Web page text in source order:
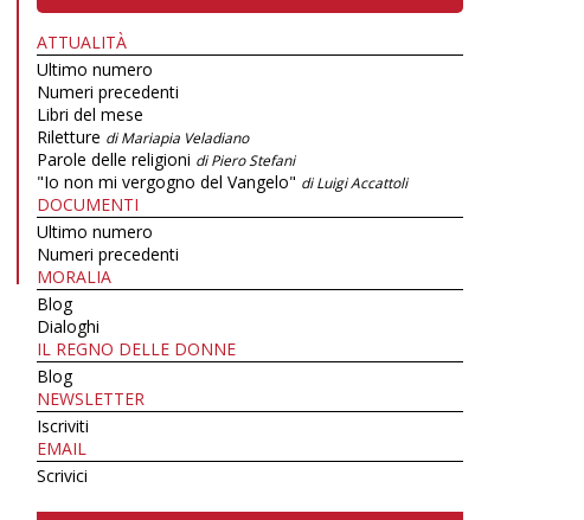
ATTUALITÀ
Ultimo numero
Numeri precedenti
Libri del mese
Riletture di Mariapia Veladiano
Parole delle religioni di Piero Stefani
"Io non mi vergogno del Vangelo" di Luigi Accattoli
DOCUMENTI
Ultimo numero
Numeri precedenti
MORALIA
Blog
Dialoghi
IL REGNO DELLE DONNE
Blog
NEWSLETTER
Iscriviti
EMAIL
Scrivici